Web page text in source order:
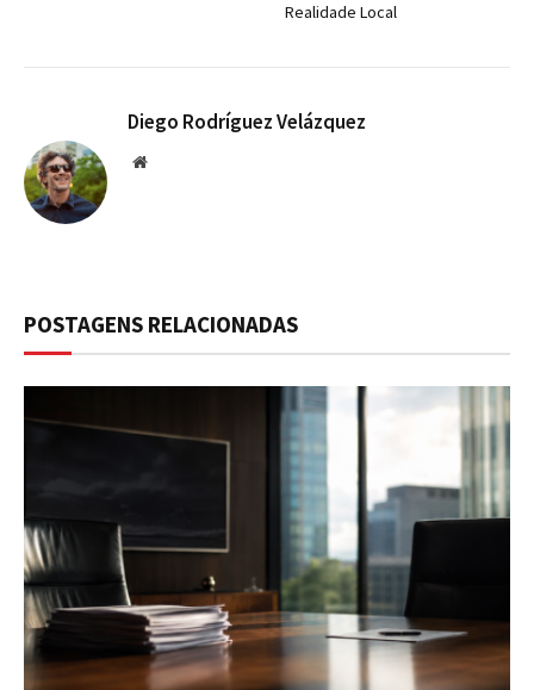
Realidade Local
Diego Rodríguez Velázquez
Website
POSTAGENS RELACIONADAS